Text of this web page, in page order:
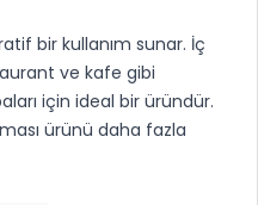
bir kullanım sunar. İç
ve kafe gibi
için ideal bir üründür.
ürünü daha fazla